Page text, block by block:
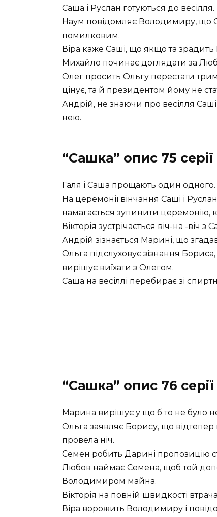
Саша і Руслан готуються до весілля.
Наум повідомляє Володимиру, що
помилковим.
Віра каже Саші, що якщо та зрадить
Михайло починає доглядати за
Олег просить Ольгу перестати
цінує, та й президентом йому не
Андрій, не знаючи про весілля
нею.
“Сашка” опис 75 серії
Галя і Саша прощають один
На церемонії вінчання Саші і
намагається зупинити церемонію,
Вікторія зустрічається віч-на -віч з
Андрій зізнається Марині, що
Ольга підслуховує зізнання
вирішує виїхати з Олегом.
Саша на весіллі перебирає зі
“Сашка” опис 76 серії
Марина вирішує у що б то не було
Ольга заявляє Борису, що
провела ніч.
Семен робить Дарині пропозицію
Любов наймає Семена, щоб той
Володимиром майна.
Вікторія на повній швидкості
Віра ворожить Володимиру і